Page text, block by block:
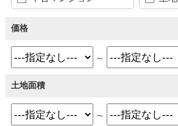
価格
～
土地面積
～